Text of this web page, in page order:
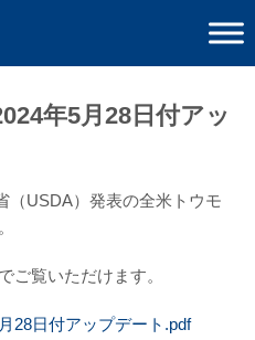
年5月28日付アッ
（USDA）発表の全米トウモ
ご覧いただけます。
28日付アップデート.pdf